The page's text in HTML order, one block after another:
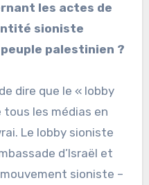
les actes de
sioniste
peuple palestinien ?
dire que le « lobby
les médias en
Le lobby sioniste
d’Israël et
sioniste –